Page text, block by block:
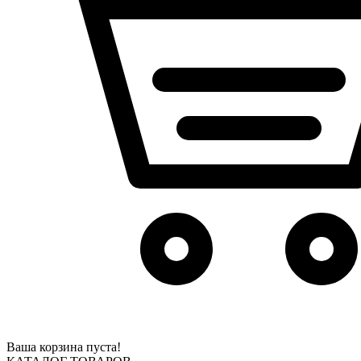
Ваша корзина пуста!